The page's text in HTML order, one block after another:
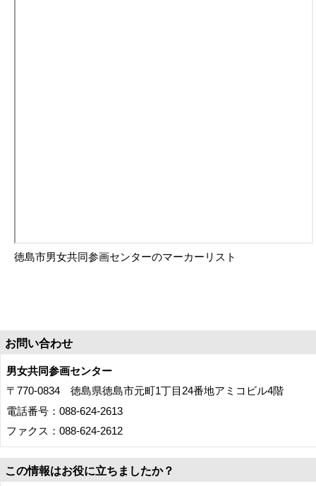
徳島市男女共同参画センターのマーカーリスト
お問い合わせ
男女共同参画センター
〒770-0834 徳島県徳島市元町1丁目24番地アミコビル4階
電話番号：088-624-2613
ファクス：088-624-2612
この情報はお役に立ちましたか？